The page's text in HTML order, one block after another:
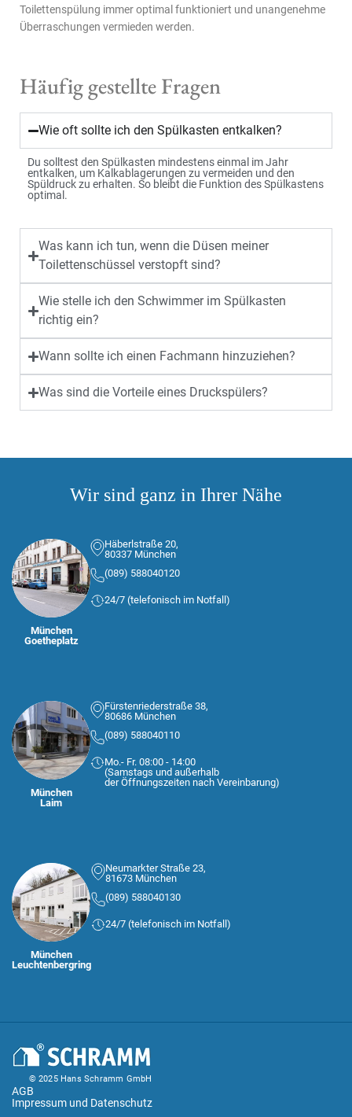
Toilettenspülung immer optimal funktioniert und unangenehme
Überraschungen vermieden werden.
Häufig gestellte Fragen
Wie oft sollte ich den Spülkasten entkalken?
Du solltest den Spülkasten mindestens einmal im Jahr
entkalken, um Kalkablagerungen zu vermeiden und den
Spüldruck zu erhalten. So bleibt die Funktion des Spülkastens
optimal.
Was kann ich tun, wenn die Düsen meiner
Toilettenschüssel verstopft sind?
Wie stelle ich den Schwimmer im Spülkasten
richtig ein?
Wann sollte ich einen Fachmann hinzuziehen?
Was sind die Vorteile eines Druckspülers?
Wir sind ganz in Ihrer Nähe
München
Goetheplatz
Häberlstraße 20,
80337 München
(089) 588040120
24/7 (telefonisch im Notfall)
München
Laim
Fürstenriederstraße 38,
80686 München
(089) 588040110
Mo.- Fr. 08:00 - 14:00
(Samstags und außerhalb
der Öffnungszeiten nach Vereinbarung)
München
Leuchtenbergring
Neumarkter Straße 23,
81673 München
(089) 588040130
24/7 (telefonisch im Notfall)
© 2025 Hans Schramm GmbH
AGB
Impressum und Datenschutz